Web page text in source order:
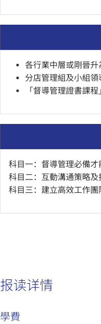
各行業中層或剛晉
分店管理組及小組領
「督導管理證書課
科目一：督導管理必備才
科目二：互動溝通策略及
科目三：建立高效工作團
报读详情
學費